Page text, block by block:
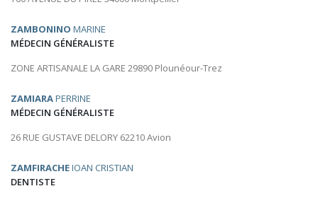
ZAMBONINO MARINE
MÉDECIN GÉNÉRALISTE
ZONE ARTISANALE LA GARE 29890 Plounéour-Trez
ZAMIARAPERRINE
MÉDECIN GÉNÉRALISTE
26 RUE GUSTAVE DELORY 62210 Avion
ZAMFIRACHEIOAN CRISTIAN
DENTISTE